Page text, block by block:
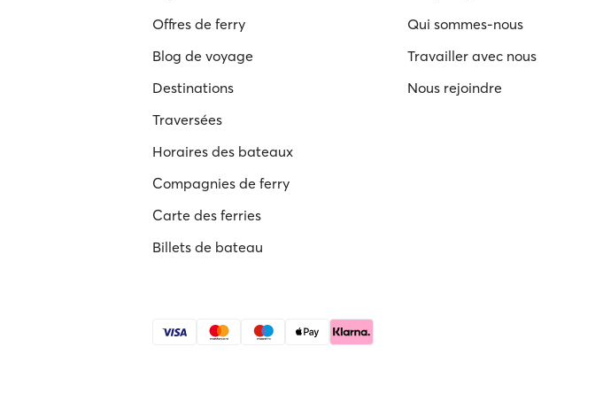
Offres de ferry
Blog de voyage
Destinations
Traversées
Horaires des bateaux
Compagnies de ferry
Carte des ferries
Billets de bateau
Qui sommes-nous
Travailler avec nous
Nous rejoindre